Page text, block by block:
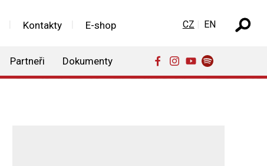
Kontakty E-shop
Partneři Dokumenty
Zvolte jazyk
CZ EN